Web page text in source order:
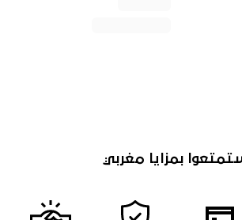
بمزايا مغربي